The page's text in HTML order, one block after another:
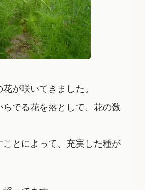
が咲いてきました。
でる花を落として、花の数
とによって、充実した種が